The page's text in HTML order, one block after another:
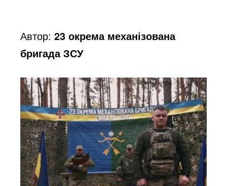
Автор:23 окрема механізована
бригада ЗСУ